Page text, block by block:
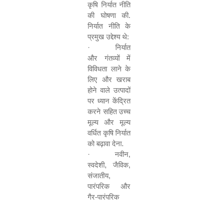
कृषि निर्यात नीति
की घोषणा की.
निर्यात नीति के
प्रमुख उद्देश्य थे:
·
निर्यात
और गंतव्यों में
विविधता लाने के
लिए और खराब
होने वाले उत्पादों
पर ध्यान केंद्रित
करने सहित उच्च
मूल्य और मूल्य
वर्धित कृषि निर्यात
को बढ़ावा देना.
·
नवीन,
स्वदेशी, जैविक,
संजातीय,
पारंपरिक और
गैर-पारंपरिक